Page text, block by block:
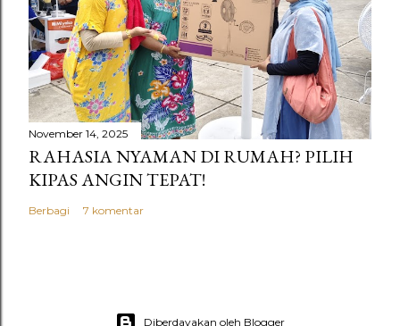
November 14, 2025
RAHASIA NYAMAN DI RUMAH? PILIH
KIPAS ANGIN TEPAT!
Berbagi 7 komentar
Diberdayakan oleh Blogger